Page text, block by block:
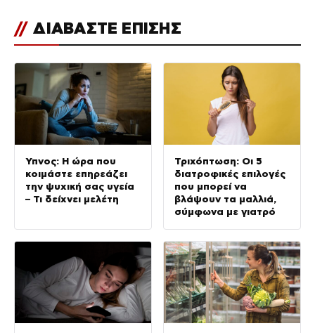
// ΔΙΑΒΑΣΤΕ ΕΠΙΣΗΣ
Ύπνος: Η ώρα που
κοιμάστε επηρεάζει
την ψυχική σας υγεία
– Τι δείχνει μελέτη
Τριχόπτωση: Οι 5
διατροφικές επιλογές
που μπορεί να
βλάψουν τα μαλλιά,
σύμφωνα με γιατρό